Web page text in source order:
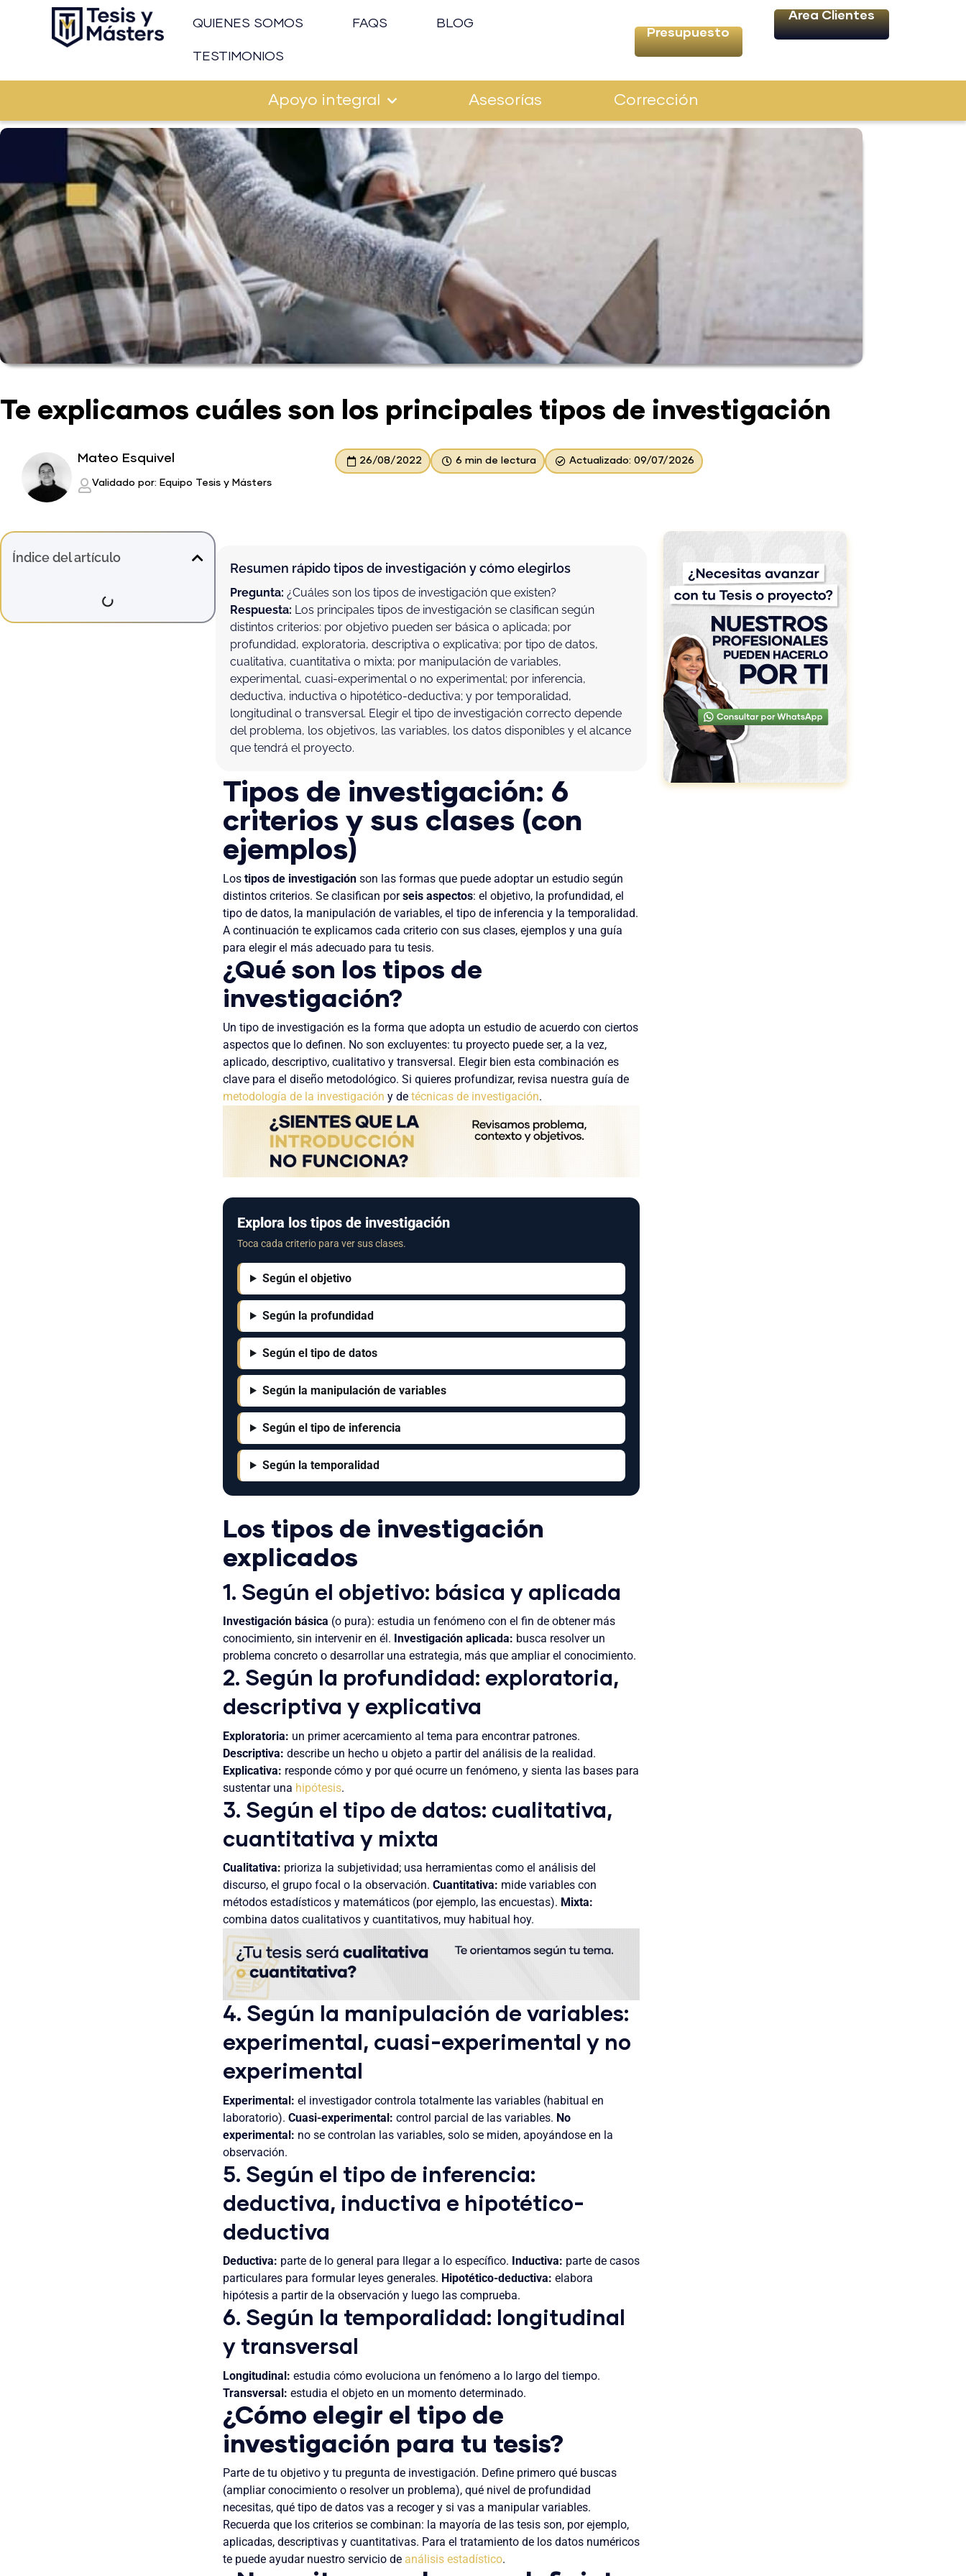
contenido
QUIENES SOMOS FAQS BLOG
TESTIMONIOS
Presupuesto
Área Clientes
Apoyo integral Asesorías Corrección
Te explicamos cuáles son los principales tipos de investigación
Mateo Esquivel
Validado por: Equipo Tesis y Másters
26/08/2022 6 min de lectura Actualizado: 09/07/2026
Índice del artículo
Resumen rápido tipos de investigación y cómo elegirlos
Pregunta: ¿Cuáles son los tipos de investigación que existen?
Respuesta: Los principales tipos de investigación se clasifican según
distintos criterios: por objetivo pueden ser básica o aplicada; por
profundidad, exploratoria, descriptiva o explicativa; por tipo de datos,
cualitativa, cuantitativa o mixta; por manipulación de variables,
experimental, cuasi-experimental o no experimental; por inferencia,
deductiva, inductiva o hipotético-deductiva; y por temporalidad,
longitudinal o transversal. Elegir el tipo de investigación correcto depende
del problema, los objetivos, las variables, los datos disponibles y el alcance
que tendrá el proyecto.
Tipos de investigación: 6
criterios y sus clases (con
ejemplos)
Los tipos de investigación son las formas que puede adoptar un estudio según
distintos criterios. Se clasifican porseis aspectos: el objetivo, la profundidad, el
tipo de datos, la manipulación de variables, el tipo de inferencia y la temporalidad.
A continuación te explicamos cada criterio con sus clases, ejemplos y una guía
para elegir el más adecuado para tu tesis.
¿Qué son los tipos de
investigación?
Un tipo de investigación es la forma que adopta un estudio de acuerdo con ciertos
aspectos que lo definen. No son excluyentes: tu proyecto puede ser, a la vez,
aplicado, descriptivo, cualitativo y transversal. Elegir bien esta combinación es
clave para el diseño metodológico. Si quieres profundizar, revisa nuestra guía de
metodología de la investigación y de técnicas de investigación.
Explora los tipos de investigación
Toca cada criterio para ver sus clases.
Según el objetivo
Según la profundidad
Según el tipo de datos
Según la manipulación de variables
Según el tipo de inferencia
Según la temporalidad
Los tipos de investigación
explicados
1. Según el objetivo: básica y aplicada
Investigación básica (o pura): estudia un fenómeno con el fin de obtener más
conocimiento, sin intervenir en él. Investigación aplicada: busca resolver un
problema concreto o desarrollar una estrategia, más que ampliar el conocimiento.
2. Según la profundidad: exploratoria,
descriptiva y explicativa
Exploratoria: un primer acercamiento al tema para encontrar patrones.
Descriptiva: describe un hecho u objeto a partir del análisis de la realidad.
Explicativa: responde cómo y por qué ocurre un fenómeno, y sienta las bases para
sustentar una hipótesis.
3. Según el tipo de datos: cualitativa,
cuantitativa y mixta
Cualitativa: prioriza la subjetividad; usa herramientas como el análisis del
discurso, el grupo focal o la observación. Cuantitativa: mide variables con
métodos estadísticos y matemáticos (por ejemplo, las encuestas). Mixta:
combina datos cualitativos y cuantitativos, muy habitual hoy.
4. Según la manipulación de variables:
experimental, cuasi-experimental y no
experimental
Experimental: el investigador controla totalmente las variables (habitual en
laboratorio). Cuasi-experimental: control parcial de las variables. No
experimental: no se controlan las variables, solo se miden, apoyándose en la
observación.
5. Según el tipo de inferencia:
deductiva, inductiva e hipotético-
deductiva
Deductiva: parte de lo general para llegar a lo específico. Inductiva: parte de casos
particulares para formular leyes generales. Hipotético-deductiva: elabora
hipótesis a partir de la observación y luego las comprueba.
6. Según la temporalidad: longitudinal
y transversal
Longitudinal: estudia cómo evoluciona un fenómeno a lo largo del tiempo.
Transversal: estudia el objeto en un momento determinado.
¿Cómo elegir el tipo de
investigación para tu tesis?
Parte de tu objetivo y tu pregunta de investigación. Define primero qué buscas
(ampliar conocimiento o resolver un problema), qué nivel de profundidad
necesitas, qué tipo de datos vas a recoger y si vas a manipular variables.
Recuerda que los criterios se combinan: la mayoría de las tesis son, por ejemplo,
aplicadas, descriptivas y cuantitativas. Para el tratamiento de los datos numéricos
te puede ayudar nuestro servicio de análisis estadístico.